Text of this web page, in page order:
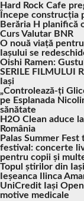
Hard Rock Cafe
Începe construcția
Berăria H planifică
Curs Valutar BNR
O nouă viață
Iașului se
Oishi Ramen:
SERILE FILMULUI
Iași
„Controlează-ți
pe Esplanada
sănătate
H2O Clean aduce
România
Palas Summer
festival: concerte
pentru copii și
Topul știrilor din
Ieșeanca Ilinca
UniCredit Iași
motive medicale